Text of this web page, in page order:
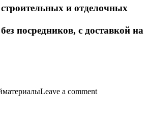
и отделочных
посредников, с доставкой на
Leave a comment